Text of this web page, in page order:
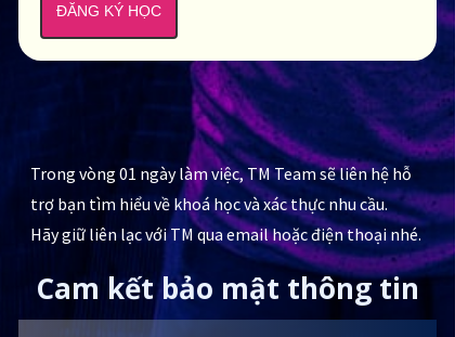
ĐĂNG KÝ HỌC
Cam kết bảo mật thông tin
Trong vòng 01 ngày làm việc, TM Team sẽ liên hệ hỗ
trợ bạn tìm hiểu về khoá học và xác thực nhu cầu.
Hãy giữ liên lạc với TM qua email hoặc điện thoại nhé.